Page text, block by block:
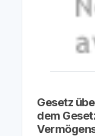
Gesetz
dem